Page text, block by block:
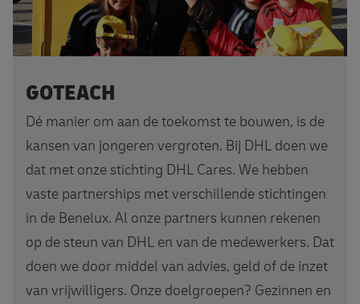
GOTEACH
Dé manier om aan de toekomst te bouwen, is de
kansen van jongeren vergroten. Bij DHL doen we
dat met onze stichting DHL Cares. We hebben
vaste partnerships met verschillende stichtingen
in de Benelux. Al onze partners kunnen rekenen
op de steun van DHL en van de medewerkers. Dat
doen we door middel van advies, geld of de inzet
van vrijwilligers. Onze doelgroepen? Gezinnen en